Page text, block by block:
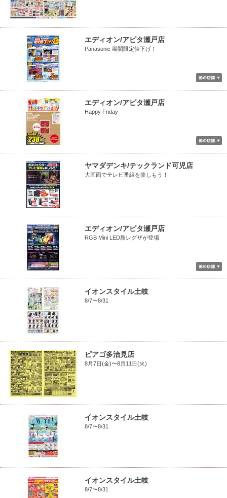
エディオン/アピタ瀬戸店
Panasonic 期間限定値下げ！
エディオン/アピタ瀬戸店
Happy Friday
ヤマダデンキ/テックランド可児店
大画面でテレビ番組を楽しもう！
エディオン/アピタ瀬戸店
RGB Mini LED新レグザが登場
イオンスタイル土岐
8/7〜8/31
ピアゴ多治見店
8月7日(金)〜8月11日(火)
イオンスタイル土岐
8/7〜8/31
イオンスタイル土岐
8/7〜8/31